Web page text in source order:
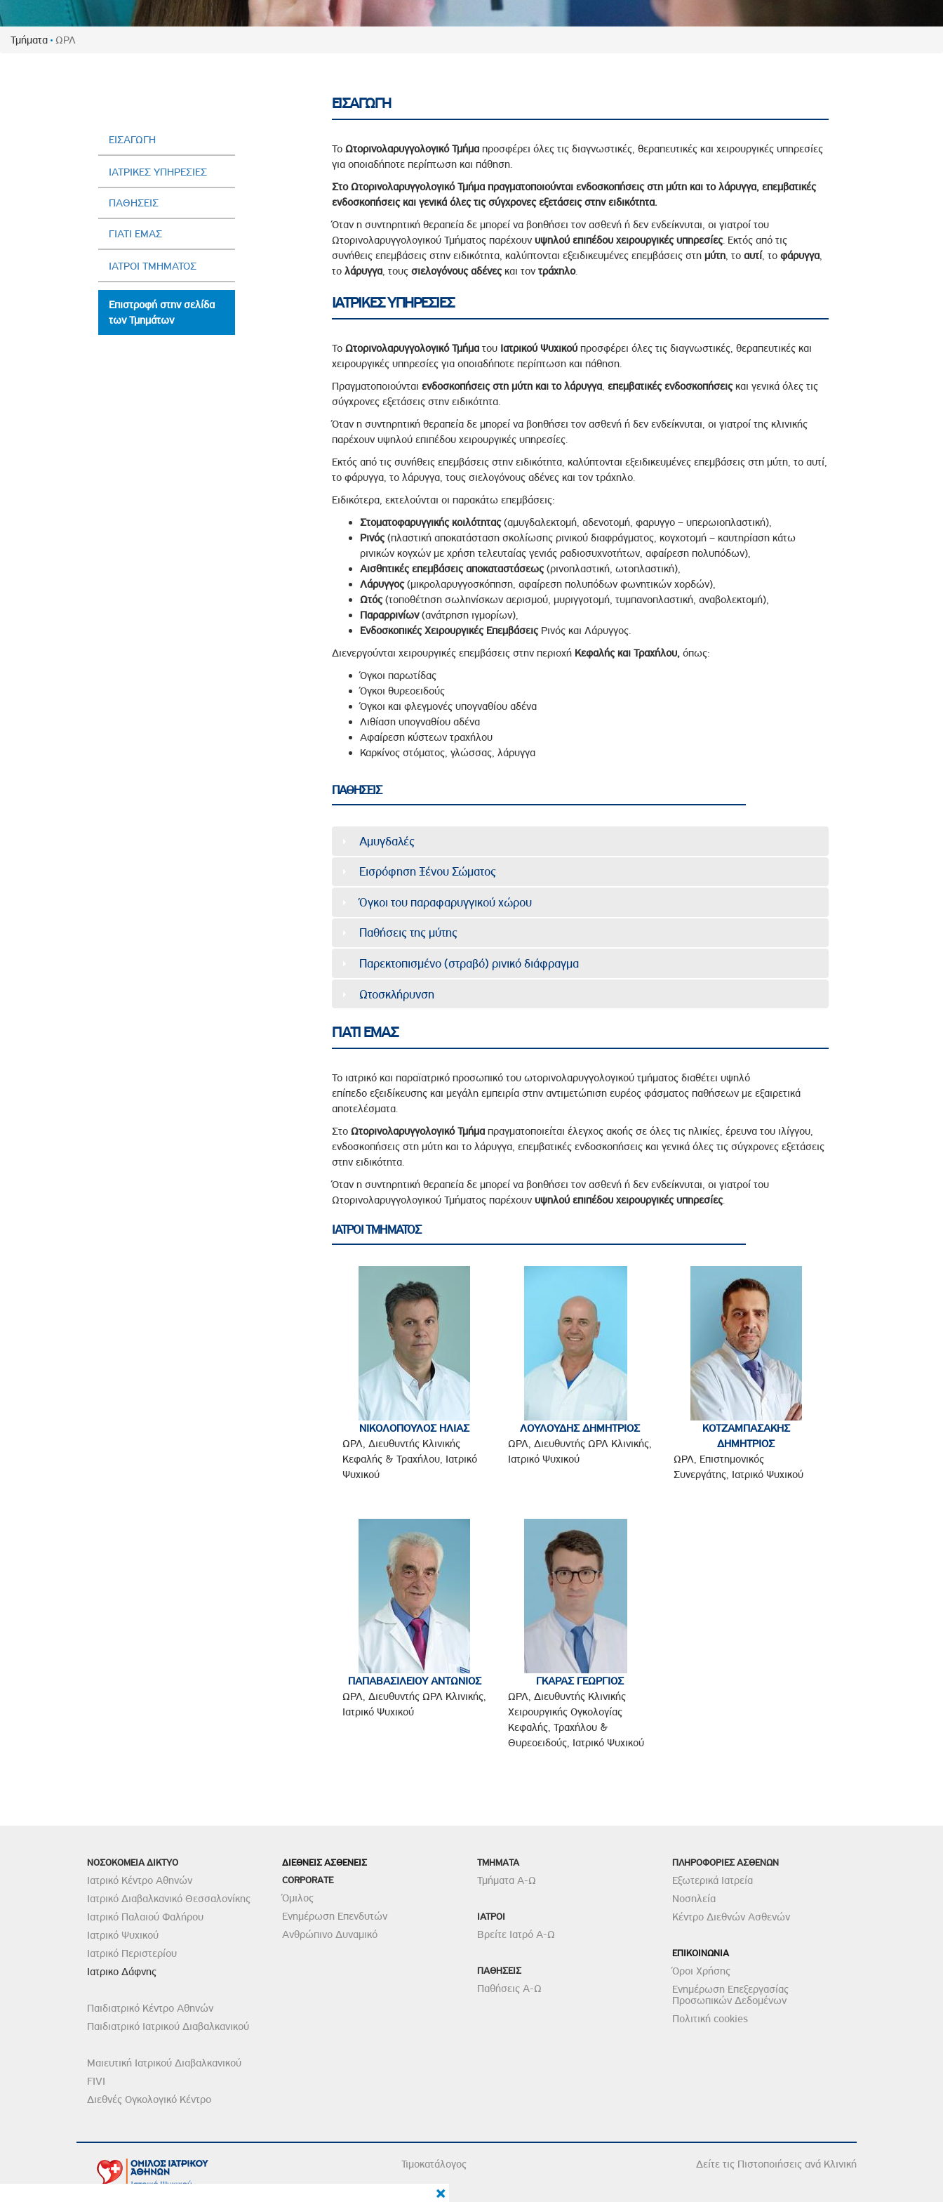
Πολιτική Προσλήψεων Προσωπικού, Στελεχών και Συνεργατών
Πολιτικές Ασφάλειας Πληροφοριών
Κανονισμός Επιτροπής Αποδοχών - Υποψηφιοτήτων
Διεύθυνση Εσωτερικού Ελέγχου Κανονισμός Λειτουργίας
Έκθεσης Βιώσιμης Ανάπτυξης 2023
Έκθεση Βιώσιμης Ανάπτυξης 2024
Πολιτική Δέουσας Επιμέλειας Τρίτων Μερών
Πολιτική Αναγνώρισης Προστασίας και Προαγωγής των Δικαιωμάτων των
Ειδική Ετήσια Έκθεση
Τμήματα ΩΡΛ
ΕΙΣΑΓΩΓΗ
ΙΑΤΡΙΚΕΣ ΥΠΗΡΕΣΙΕΣ
ΠΑΘΗΣΕΙΣ
ΓΙΑΤΙ ΕΜΑΣ
ΙΑΤΡΟΙ ΤΜΗΜΑΤΟΣ
Επιστροφή στην σελίδα
των Τμημάτων
ΕΙΣΑΓΩΓΗ
Το Ωτορινολαρυγγολογικό Τμήμαπροσφέρει όλες τις διαγνωστικές, θεραπευτικές και χειρουργικές υπηρεσίες
για οποιαδήποτε περίπτωση και πάθηση.
Στο Ωτορινολαρυγγολογικό Τμήμα πραγματοποιούνταιενδοσκοπήσεις στη μύτη και το λάρυγγα, επεμβατικές
ενδοσκοπήσεις και γενικά όλες τις σύγχρονες εξετάσεις στην ειδικότητα.
Όταν η συντηρητική θεραπεία δε μπορεί να βοηθήσει τον ασθενή ή δεν ενδείκνυται, οι γιατροί του
Ωτορινολαρυγγολογικού Τμήματος παρέχουν υψηλού επιπέδου χειρουργικές υπηρεσίες. Εκτός από τις
συνήθεις επεμβάσεις στην ειδικότητα, καλύπτονται εξειδικευμένες επεμβάσεις στη μύτη, το αυτί, το φάρυγγα,
το λάρυγγα, τους σιελογόνους αδένεςκαι τον τράχηλο.
ΙΑΤΡΙΚΕΣ ΥΠΗΡΕΣΙΕΣ
Το Ωτορινολαρυγγολογικό Τμήμα του Ιατρικού Ψυχικούπροσφέρει όλες τις διαγνωστικές, θεραπευτικές και
χειρουργικές υπηρεσίες για οποιαδήποτε περίπτωση και πάθηση.
Πραγματοποιούνται ενδοσκοπήσεις στη μύτη και το λάρυγγα, επεμβατικές ενδοσκοπήσειςκαι γενικά όλες τις
σύγχρονες εξετάσεις στην ειδικότητα.
Όταν η συντηρητική θεραπεία δε μπορεί να βοηθήσει τον ασθενή ή δεν ενδείκνυται, οι γιατροί της κλινικής
παρέχουν υψηλού επιπέδου χειρουργικές υπηρεσίες.
Εκτός από τις συνήθεις επεμβάσεις στην ειδικότητα, καλύπτονται εξειδικευμένες επεμβάσεις στη μύτη, το αυτί,
το φάρυγγα, το λάρυγγα, τους σιελογόνους αδένες και τον τράχηλο.
Ειδικότερα, εκτελούνται οι παρακάτω επεμβάσεις:
Στοματοφαρυγγικής κοιλότητας(αμυγδαλεκτομή, αδενοτομή, φαρυγγο – υπερωιοπλαστική),
Ρινός(πλαστική αποκατάσταση σκολίωσης ρινικού διαφράγματος, κογχοτομή – καυτηρίαση κάτω
ρινικών κογχών με χρήση τελευταίας γενιάς ραδιοσυχνοτήτων, αφαίρεση πολυπόδων),
Αισθητικές επεμβάσεις αποκαταστάσεως(ρινοπλαστική, ωτοπλαστική),
Λάρυγγος(μικρολαρυγγοσκόπηση, αφαίρεση πολυπόδων φωνητικών χορδών),
Ωτός(τοποθέτηση σωληνίσκων αερισμού, μυριγγοτομή, τυμπανοπλαστική, αναβολεκτομή),
Παραρρινίων(ανάτρηση ιγμορίων),
Ενδοσκοπικές Χειρουργικές Επεμβάσεις Ρινός και Λάρυγγος.
Διενεργούνται χειρουργικές επεμβάσεις στην περιοχή Κεφαλής και Τραχήλου, όπως:
Όγκοι παρωτίδας
Όγκοι θυρεοειδούς
Όγκοι και φλεγμονές υπογναθίου αδένα
Λιθίαση υπογναθίου αδένα
Αφαίρεση κύστεων τραχήλου
Καρκίνος στόματος, γλώσσας, λάρυγγα
ΠΑΘΗΣΕΙΣ
Αμυγδαλές
Εισρόφηση Ξένου Σώματος
Όγκοι του παραφαρυγγικού χώρου
Παθήσεις της μύτης
Παρεκτοπισμένο (στραβό) ρινικό διάφραγμα
Ωτοσκλήρυνση
ΓΙΑΤΙ ΕΜΑΣ
Το ιατρικό και παραϊατρικό προσωπικό του ωτορινολαρυγγολογικού τμήματος διαθέτει υψηλό
επίπεδο εξειδίκευσης και μεγάλη εμπειρία στην αντιμετώπιση ευρέος φάσματος παθήσεων με εξαιρετικά
αποτελέσματα.
Στο Ωτορινολαρυγγολογικό Τμήμαπραγματοποιείται έλεγχος ακοής σε όλες τις ηλικίες, έρευνα του ιλίγγου,
ενδοσκοπήσεις στη μύτη και το λάρυγγα, επεμβατικές ενδοσκοπήσεις και γενικά όλες τις σύγχρονες εξετάσεις
στην ειδικότητα.
Όταν η συντηρητική θεραπεία δε μπορεί να βοηθήσει τον ασθενή ή δεν ενδείκνυται, οι γιατροί του
Ωτορινολαρυγγολογικού Τμήματος παρέχουν υψηλού επιπέδου χειρουργικές υπηρεσίες.
ΙΑΤΡΟΙ ΤΜΗΜΑΤΟΣ
ΝΙΚΟΛΟΠΟΥΛΟΣ ΗΛΙΑΣ
ΩΡΛ, Διευθυντής Κλινικής
Κεφαλής & Τραχήλου, Ιατρικό
Ψυχικού
ΛΟΥΛΟΥΔΗΣ ΔΗΜΗΤΡΙΟΣ
ΩΡΛ, Διευθυντής ΩΡΛ Κλινικής,
Ιατρικό Ψυχικού
ΚΟΤΖΑΜΠΑΣΑΚΗΣ
ΔΗΜΗΤΡΙΟΣ
ΩΡΛ, Επιστημονικός
Συνεργάτης, Ιατρικό Ψυχικού
ΠΑΠΑΒΑΣΙΛΕΙΟΥ ΑΝΤΩΝΙΟΣ
ΩΡΛ, Διευθυντής ΩΡΛ Κλινικής,
Ιατρικό Ψυχικού
ΓΚΑΡΑΣ ΓΕΩΡΓΙΟΣ
ΩΡΛ, Διευθυντής Κλινικής
Χειρουργικής Ογκολογίας
Κεφαλής, Τραχήλου &
Θυρεοειδούς, Ιατρικό Ψυχικού
ΝΟΣΟΚΟΜΕΙΑ ΔΙΚΤΥΟ
Ιατρικό Κέντρο Αθηνών
Ιατρικό Διαβαλκανικό Θεσσαλονίκης
Ιατρικό Παλαιού Φαλήρου
Ιατρικό Ψυχικού
Ιατρικό Περιστερίου
Ιατρικο Δάφνης
Παιδιατρικό Κέντρο Αθηνών
Παιδιατρικό Ιατρικού Διαβαλκανικού
Μαιευτική Ιατρικού Διαβαλκανικού
FIVI
Διεθνές Ογκολογικό Κέντρο
ΔΙΕΘΝΕΙΣ ΑΣΘΕΝΕΙΣ
CORPORATE
Όμιλος
Ενημέρωση Επενδυτών
Ανθρώπινο Δυναμικό
TMHMATA
Τμήματα Α-Ω
ΙΑΤΡΟΙ
Βρείτε Ιατρό Α-Ω
ΠΑΘΗΣΕΙΣ
Παθήσεις Α-Ω
ΠΛΗΡΟΦΟΡΙΕΣ ΑΣΘΕΝΩΝ
Εξωτερικά Ιατρεία
Νοσηλεία
Κέντρο Διεθνών Ασθενών
ΕΠΙΚΟΙΝΩΝΙΑ
Όροι Χρήσης
Ενημέρωση Επεξεργασίας
Προσωπικών Δεδομένων
Πολιτική cookies
Τιμοκατάλογος Δείτε τις Πιστοποιήσεις ανά Κλινική
×